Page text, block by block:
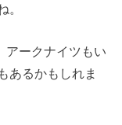
。
アークナイツもい
あるかもしれま